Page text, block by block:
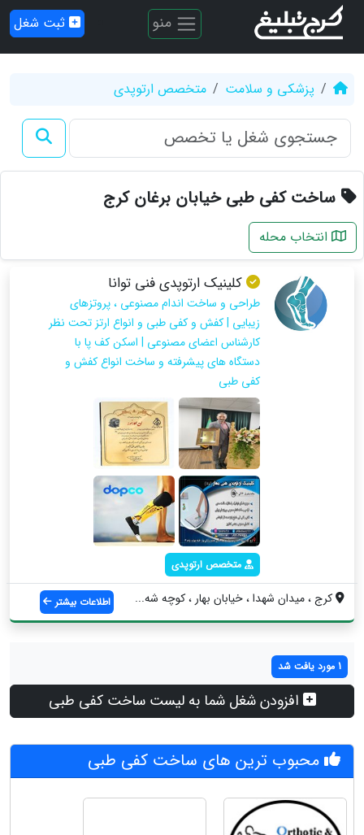
منو ثبت شغل
پزشکی و سلامت متخصص ارتوپدی
ساخت کفی طبی خیابان برغان کرج
انتخاب محله
کلینیک ارتوپدی فنی توانا
طراحی و ساخت اندام مصنوعی ، پروتزهای
زیبایی | کفش و کفی طبی و انواع ارتز تحت نظر
کارشناس اعضای مصنوعی | اسکن کف پا با
دستگاه های پیشرفته و ساخت انواع کفش و
کفی طبی
متخصص ارتوپدی
کرج ، میدان شهدا ، خیابان بهار ، کوچه شه... اطلاعات بیشتر
1 مورد یافت شد
افزودن شغل شما به لیست ساخت کفی طبی
محبوب ترین های ساخت کفی طبی